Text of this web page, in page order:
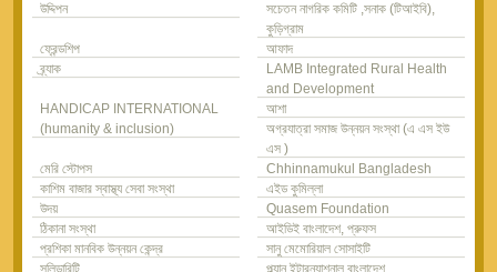
উদ্দিপন
সচেতন নাগরিক কমিটি ,সনাক (টিআইবি),
কুড়িগ্রাম
ফ্রেন্ডশিপ
আফাদ
ব্র্যাক
LAMB Integrated Rural Health
and Development
HANDICAP INTERNATIONAL
(humanity & inclusion)
আশা
অগ্রযাত্রা সমাজ উন্নয়ন সংস্থা (এ এস ইউ
এস )
মেরি স্টোপস
Chhinnamukul Bangladesh
কাশিম বাজার স্বাস্থ্য সেবা সংস্থা
এইড কুমিল্লা
উদয়
Quasem Foundation
ঠিকানা সংস্থা
আইডিই বাংলাদেশ, প্রুফস
প্রশিকা মানবিক উন্নয়ন কেন্দ্র
সানু মেমোরিয়াল সোসাইটি
সলিডারিটি
প্ল্যান ইন্টারন্যাশনাল বাংলাদেশ